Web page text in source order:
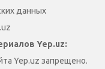
данных
Yep.uz:
Yep.uz запрещено.